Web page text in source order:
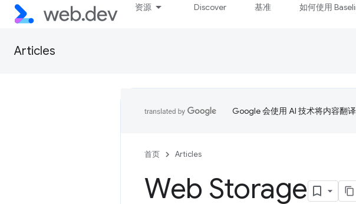
资源 Discover 基准 如何使用
Articles
Google 会使用 AI 技术将内容翻
首页 Articles
Web Storage